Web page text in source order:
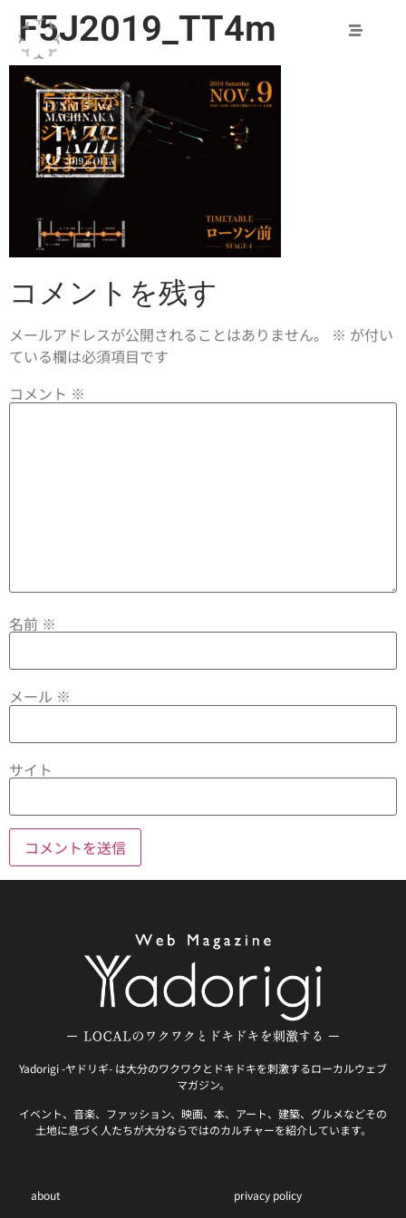
F5J2019_TT4m
コメントを残す
メールアドレスが公開されることはありません。 ※ が付い
ている欄は必須項目です
コメント ※
名前 ※
メール ※
サイト
Yadorigi -ヤドリギ- は大分のワクワクとドキドキを刺激するローカルウェブ
マガジン。
イベント、音楽、ファッション、映画、本、アート、建築、グルメなどその
土地に息づく人たちが大分ならではのカルチャーを紹介しています。
about privacy policy